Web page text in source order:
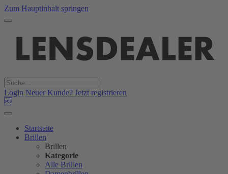
Zum Hauptinhalt springen
Login Neuer Kunde? Jetzt registrieren

Startseite
Brillen
Brillen
Kategorie
Alle Brillen